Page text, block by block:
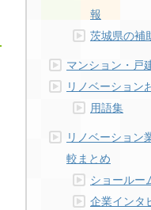
報
茨城県の補
マンション・戸
リノベーション
用語集
リノベーション
較まとめ
ショールー
企業インタ